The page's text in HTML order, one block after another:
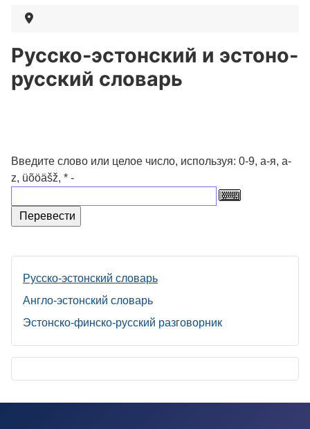
Русско-эстонский словарь
Англо-эстонский словарь
Эстонско-финско-русский разговорник
Русско-эстонский и эстоно-
русский словарь
Введите слово или целое число, используя: 0-9, а-я, a-
z, üõöäšž, * -